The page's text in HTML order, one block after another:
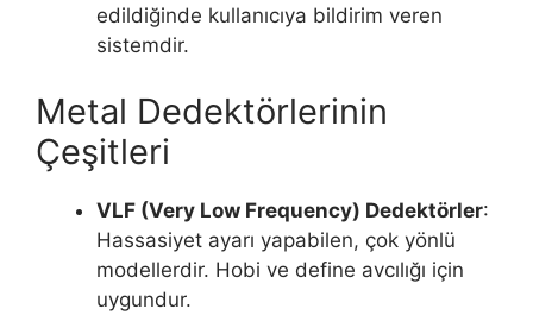
edildiğinde kullanıcıya bildirim veren
sistemdir.
Metal Dedektörlerinin
Çeşitleri
VLF (Very Low Frequency) Dedektörler:
Hassasiyet ayarı yapabilen, çok yönlü
modellerdir. Hobi ve define avcılığı için
uygundur.